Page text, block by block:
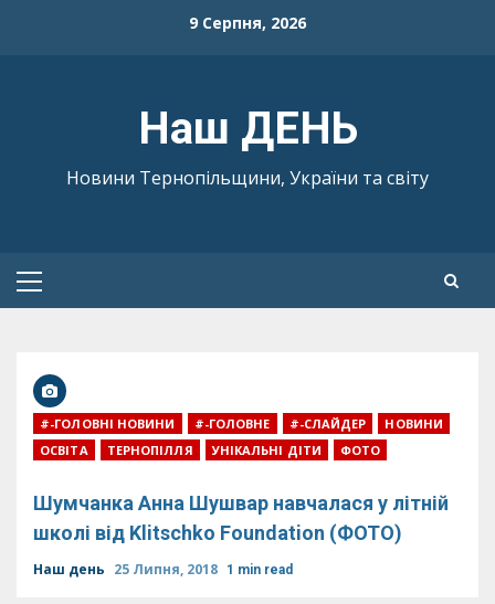
9 Серпня, 2026
Наш ДЕНЬ
Новини Тернопільщини, України та світу
Primary
#-ГОЛОВНІ НОВИНИ #-ГОЛОВНЕ #-СЛАЙДЕР
НОВИНИ
ОСВІТА
ТЕРНОПІЛЛЯ УНІКАЛЬНІ ДІТИ ФОТО
Шумчанка Анна Шушвар навчалася у літній
школі від Klitschko Foundation (ФОТО)
Наш день 25 Липня, 2018 1 min read